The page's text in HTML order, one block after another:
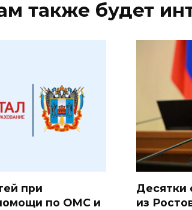
также будет
при
по ОМС и
Десятки
из